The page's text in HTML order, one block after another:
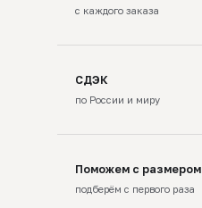
с каждого заказа
СДЭК
по России и миру
Поможем с размером
подберём с первого раза